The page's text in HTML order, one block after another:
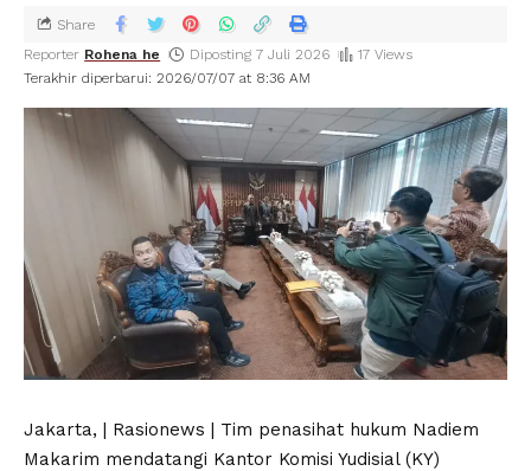
Terakhir diperbarui: 2026/07/07 at 8:36 AM
Reporter Rohena he Diposting 7 Juli 2026 17 Views
Share
Jakarta, | Rasionews | Tim penasihat hukum Nadiem
Makarim mendatangi Kantor Komisi Yudisial (KY)